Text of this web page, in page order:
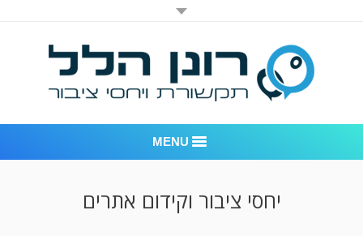
MENU
יחסי ציבור וקידום אתרים